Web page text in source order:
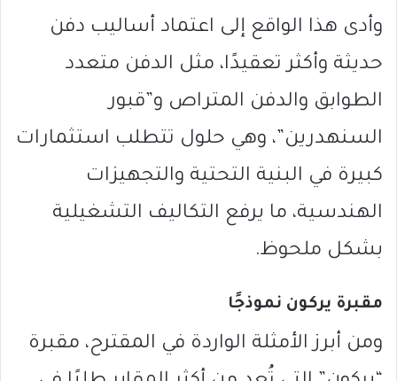
وأدى هذا الواقع إلى اعتماد أساليب دفن
حديثة وأكثر تعقيدًا، مثل الدفن متعدد
الطوابق والدفن المتراص و”قبور
السنهدرين”، وهي حلول تتطلب استثمارات
كبيرة في البنية التحتية والتجهيزات
الهندسية، ما يرفع التكاليف التشغيلية
بشكل ملحوظ.
مقبرة يركون نموذجًا
ومن أبرز الأمثلة الواردة في المقترح، مقبرة